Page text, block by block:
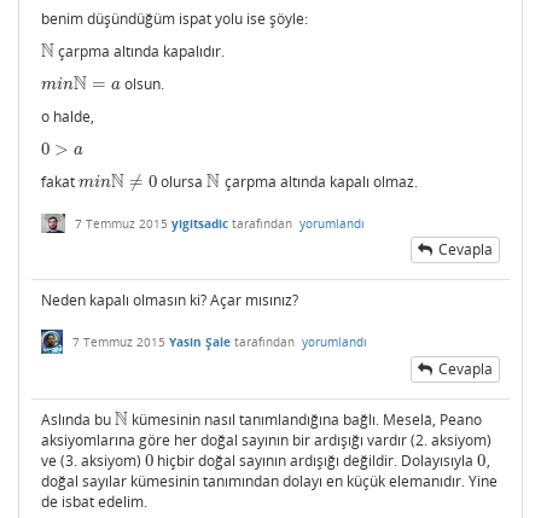
benim düşündüğüm ispat yolu ise şöyle:
N
N çarpma altında kapalıdır.
minN = a
minN= a
olsun.
o halde,
0 > a
0 >a
fakat minN ≠ 0
minN≠ 0 olursaN
N çarpma altında kapalı olmaz.
7 Temmuz 2015 yigitsadic tarafından yorumlandı
Cevapla
Neden kapalı olmasın ki? Açar mısınız?
7 Temmuz 2015 Yasin Şale tarafından yorumlandı
Cevapla
Aslında buN
N kümesinin nasıl tanımlandığına bağlı. Meselâ, Peano
aksiyomlarına göre her doğal sayının bir ardışığı vardır (2. aksiyom)
ve (3. aksiyom) 0
0 hiçbir doğal sayının ardışığı değildir. Dolayısıyla0
0,
doğal sayılar kümesinin tanımından dolayı en küçük elemanıdır. Yine
de isbat edelim.